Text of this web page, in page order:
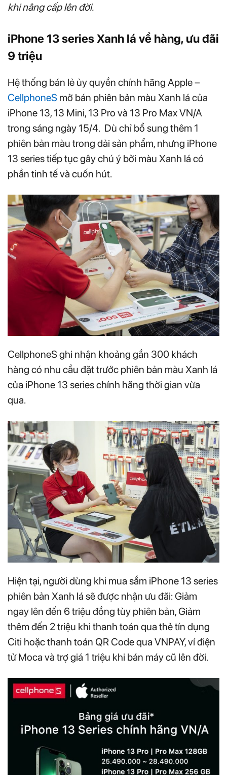
khi nâng cấp lên đời.
iPhone 13 series Xanh lá về hàng, ưu đãi
9 triệu
Hệ thống bán lẻ ủy quyền chính hãng Apple –
CellphoneS mở bán phiên bản màu Xanh lá của
iPhone 13, 13 Mini, 13 Pro và 13 Pro Max VN/A
trong sáng ngày 15/4. Dù chỉ bổ sung thêm 1
phiên bản màu trong dải sản phẩm, nhưng iPhone
13 series tiếp tục gây chú ý bởi màu Xanh lá có
phần tinh tế và cuốn hút.
CellphoneS ghi nhận khoảng gần 300 khách
hàng có nhu cầu đặt trước phiên bản màu Xanh lá
của iPhone 13 series chính hãng thời gian vừa
qua.
Hiện tại, người dùng khi mua sắm iPhone 13 series
phiên bản Xanh lá sẽ được nhận ưu đãi: Giảm
ngay lên đến 6 triệu đồng tùy phiên bản, Giảm
thêm đến 2 triệu khi thanh toán qua thẻ tín dụng
Citi hoặc thanh toán QR Code qua VNPAY, ví điện
tử Moca và trợ giá 1 triệu khi bán máy cũ lên đời.